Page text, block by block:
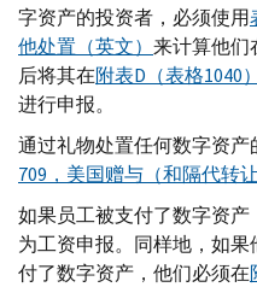
字资产的投资者，必须使用
他处置（英文） 来计算他们
后将其在附表D （表格1040
进行申报。
通过礼物处置任何数字资
709，美国赠与（和隔代转
如果员工被支付了数字​​资
为工资申报。同样地，如
付了数字资产，他们必须在